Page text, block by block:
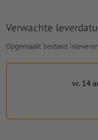
Verwachte
Opgemaakt bestand
vr. 14